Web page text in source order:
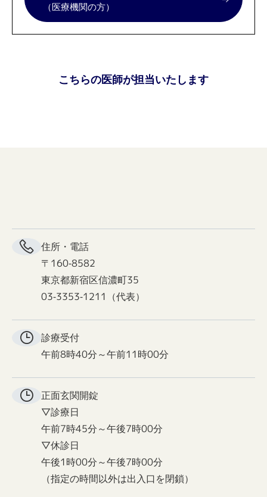
（医療機関の方）
こちらの医師が担当いたします
住所・電話
〒160-8582
東京都新宿区信濃町35
03-3353-1211（代表）
診療受付
午前8時40分～午前11時00分
正面玄関開錠
▽診療日
午前7時45分～午後7時00分
▽休診日
午後1時00分～午後7時00分
（指定の時間以外は出入口を閉鎖）